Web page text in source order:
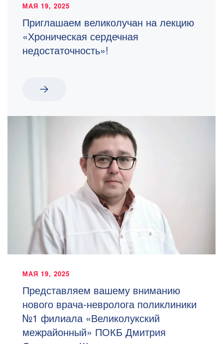
МАЯ 19, 2025
Приглашаем великолучан на лекцию
«Хроническая сердечная
недостаточность»!
МАЯ 19, 2025
Представляем вашему вниманию
нового врача-невролога поликлиники
№1 филиала «Великолукский
межрайонный» ПОКБ Дмитрия